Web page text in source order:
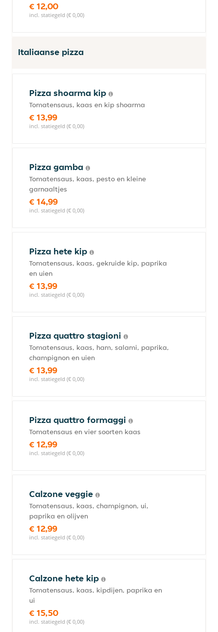
€ 12,00
incl. statiegeld (€ 0,00)
Italiaanse pizza
Pizza shoarma kip
Tomatensaus, kaas en kip shoarma
€ 13,99
incl. statiegeld (€ 0,00)
Pizza gamba
Tomatensaus, kaas, pesto en kleine
garnaaltjes
€ 14,99
incl. statiegeld (€ 0,00)
Pizza hete kip
Tomatensaus, kaas, gekruide kip, paprika
en uien
€ 13,99
incl. statiegeld (€ 0,00)
Pizza quattro stagioni
Tomatensaus, kaas, ham, salami, paprika,
champignon en uien
€ 13,99
incl. statiegeld (€ 0,00)
Pizza quattro formaggi
Tomatensaus en vier soorten kaas
€ 12,99
incl. statiegeld (€ 0,00)
Calzone veggie
Tomatensaus, kaas, champignon, ui,
paprika en olijven
€ 12,99
incl. statiegeld (€ 0,00)
Calzone hete kip
Tomatensaus, kaas, kipdijen, paprika en
ui
€ 15,50
incl. statiegeld (€ 0,00)